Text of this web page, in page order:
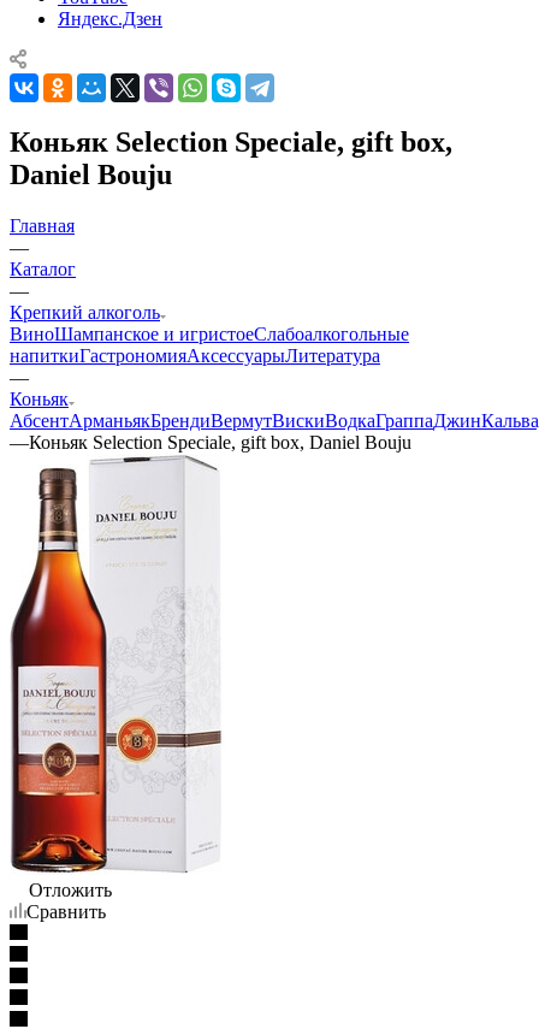
Яндекс.Дзен
Коньяк Selection Speciale, gift box,
Daniel Bouju
Главная
—
Каталог
—
Крепкий алкоголь
ВиноШампанское и игристоеСлабоалкогольные
напиткиГастрономияАксессуарыЛитература
—
Коньяк
АбсентАрманьякБрендиВермутВискиВодкаГраппаДжин
—Коньяк Selection Speciale, gift box, Daniel Bouju
Отложить
Сравнить